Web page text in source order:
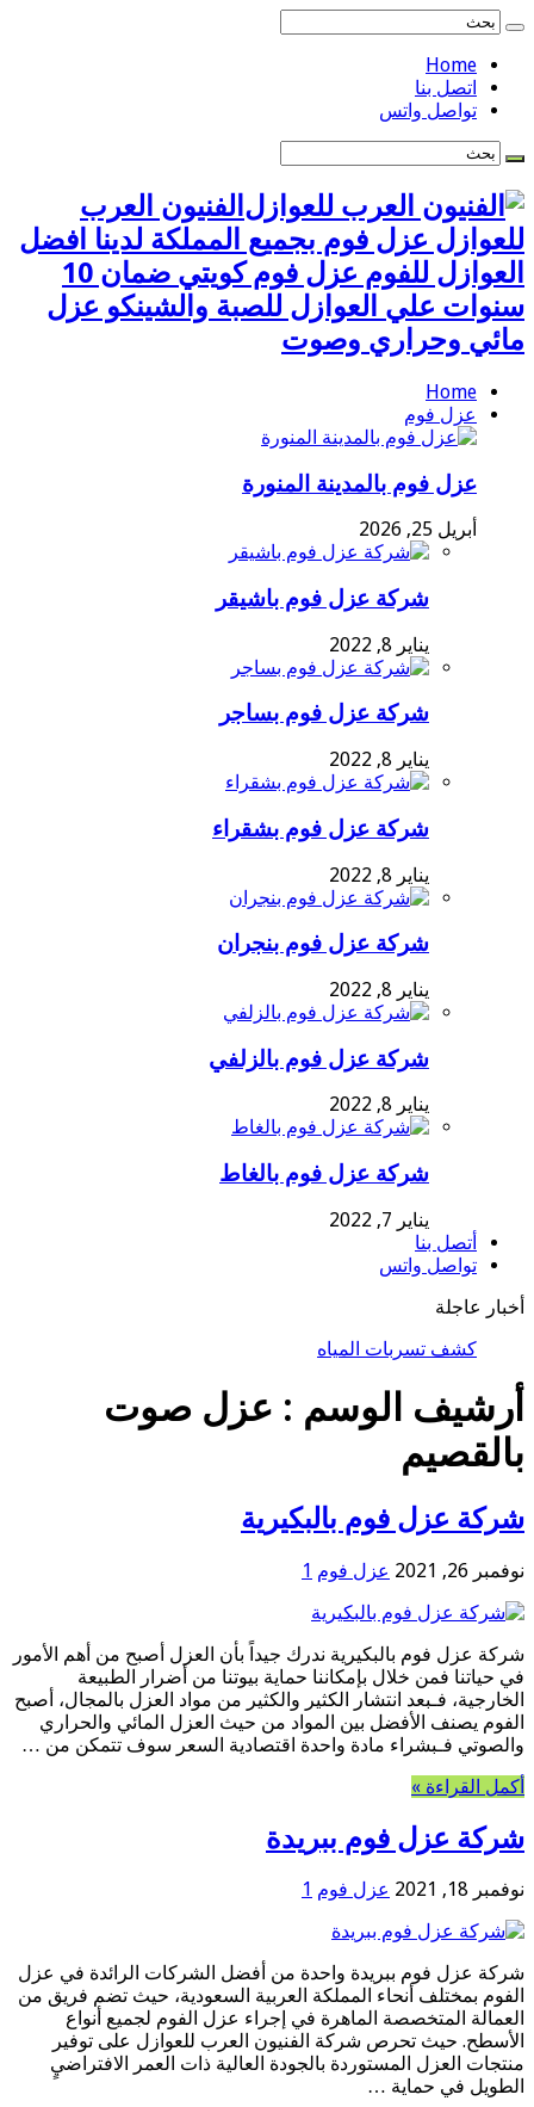
Home
اتصل بنا
تواصل واتس
الفنيون العرب
للعوازل عزل فوم بجميع المملكة لدينا افضل
العوازل للفوم عزل فوم كويتي ضمان 10
سنوات علي العوازل للصبة والشينكو عزل
مائي وحراري وصوت
Home
عزل فوم
عزل فوم بالمدينة المنورة
أبريل 25, 2026
شركة عزل فوم باشيقر
يناير 8, 2022
شركة عزل فوم بساجر
يناير 8, 2022
شركة عزل فوم بشقراء
يناير 8, 2022
شركة عزل فوم بنجران
يناير 8, 2022
شركة عزل فوم بالزلفي
يناير 8, 2022
شركة عزل فوم بالغاط
يناير 7, 2022
أتصل بنا
تواصل واتس
أخبار عاجلة
كشف تسربات المياه
أرشيف الوسم : عزل صوت
بالقصيم
شركة عزل فوم بالبكيرية
نوفمبر 26, 2021 عزل فوم 1
شركة عزل فوم بالبكيرية ندرك جيداً بأن العزل أصبح من أهم الأمور
في حياتنا فمن خلال بإمكاننا حماية بيوتنا من أضرار الطبيعة
الخارجية، فـبعد انتشار الكثير والكثير من مواد العزل بالمجال، أصبح
الفوم يصنف الأفضل بين المواد من حيث العزل المائي والحراري
والصوتي فـبشراء مادة واحدة اقتصادية السعر سوف تتمكن من …
أكمل القراءة »
شركة عزل فوم ببريدة
نوفمبر 18, 2021 عزل فوم 1
شركة عزل فوم ببريدة واحدة من أفضل الشركات الرائدة في عزل
الفوم بمختلف أنحاء المملكة العربية السعودية، حيث تضم فريق من
العمالة المتخصصة الماهرة في إجراء عزل الفوم لجميع أنواع
الأسطح. حيث تحرص شركة الفنيون العرب للعوازل على توفير
منتجات العزل المستوردة بالجودة العالية ذات العمر الافتراضيٍ
الطويل في حماية …